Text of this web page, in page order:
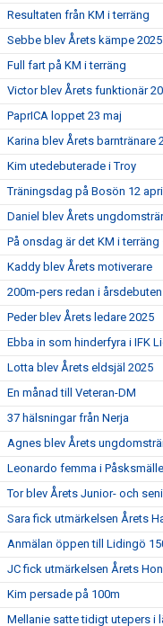
Resultaten från KM i terräng
Sebbe blev Årets kämpe 2025
Full fart på KM i terräng
Victor blev Årets funktionär
PaprICA loppet 23 maj
Karina blev Årets barntränare
Kim utedebuterade i Troy
Träningsdag på Bosön 12
Daniel blev Årets
På onsdag är det KM i
Kaddy blev Årets motiverare
200m-pers redan i
Peder blev Årets ledare 2025
Ebba in som hinderfyra i IFK
Lotta blev Årets eldsjäl 2025
En månad till Veteran-DM
37 hälsningar från Nerja
Agnes blev Årets
Leonardo femma i
Tor blev Årets Junior- och
Sara fick utmärkelsen Årets
Anmälan öppen till Lidingö
JC fick utmärkelsen Årets
Kim persade på 100m
Mellanie satte tidigt utepers i